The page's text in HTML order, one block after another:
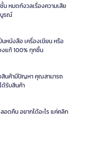
หมดกังวลเรื่องความเสีย
บูรณ์
นหนังสือ เครื่องเขียน หรือ
แท้ 100% ทุกชิ้น
สินค้ามีปัญหา คุณสามารถ
ด้รับสินค้า
ดคืน อยากได้อะไร แค่คลิก